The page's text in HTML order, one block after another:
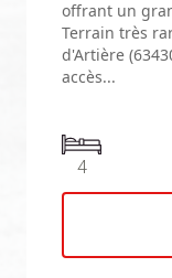
offrant un
Terrain très
d'Artière
accès...
4